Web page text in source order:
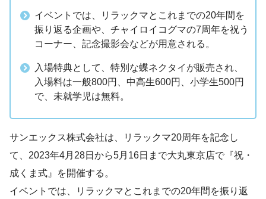
イベントでは、リラックマとこれまでの20年間を
振り返る企画や、チャイロイコグマの7周年を祝う
コーナー、記念撮影会などが用意される。
入場特典として、特別な蝶ネクタイが販売され、
入場料は一般800円、中高生600円、小学生500円
で、未就学児は無料。
サンエックス株式会社は、リラックマ20周年を記念し
て、2023年4月28日から5月16日まで大丸東京店で『祝・
成くま式』を開催する。
イベントでは、リラックマとこれまでの20年間を振り返